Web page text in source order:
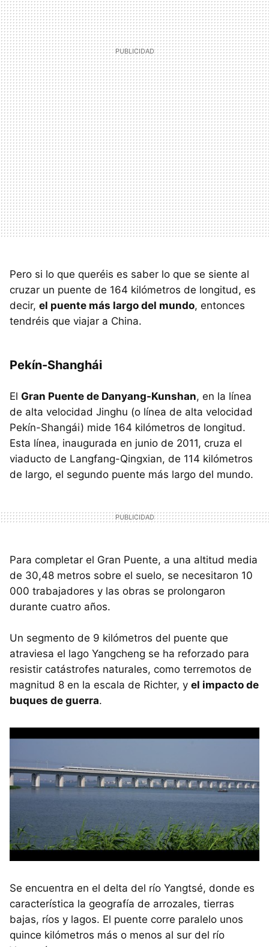
Pero si lo que queréis es saber lo que se siente al
cruzar un puente de 164 kilómetros de longitud, es
decir, el puente más largo del mundo, entonces
tendréis que viajar a China.
Pekín-Shanghái
El Gran Puente de Danyang-Kunshan, en la línea
de alta velocidad Jinghu (o línea de alta velocidad
Pekín-Shangái) mide 164 kilómetros de longitud.
Esta línea, inaugurada en junio de 2011, cruza el
viaducto de Langfang-Qingxian, de 114 kilómetros
de largo, el segundo puente más largo del mundo.
Para completar el Gran Puente, a una altitud media
de 30,48 metros sobre el suelo, se necesitaron 10
000 trabajadores y las obras se prolongaron
durante cuatro años.
Un segmento de 9 kilómetros del puente que
atraviesa el lago Yangcheng se ha reforzado para
resistir catástrofes naturales, como terremotos de
magnitud 8 en la escala de Richter, y el impacto de
buques de guerra.
Se encuentra en el delta del río Yangtsé, donde es
característica la geografía de arrozales, tierras
bajas, ríos y lagos. El puente corre paralelo unos
quince kilómetros más o menos al sur del río